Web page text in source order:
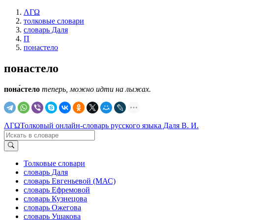
ΛΓΩ
толковые словари
словарь Даля
П
понастело
понастело
пона́стело теперь, можно идти на лыжах.
ΛΓΩТолковый онлайн-словарь русского языка Даля В. И.
Толковые словари
словарь Даля
словарь Евгеньевой (МАС)
словарь Ефремовой
словарь Кузнецова
словарь Ожегова
словарь Ушакова